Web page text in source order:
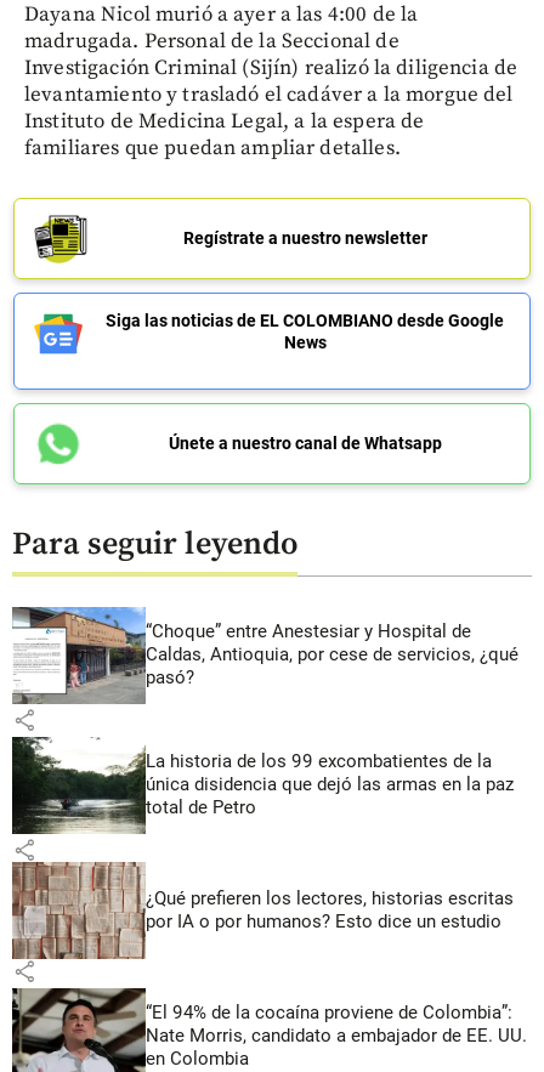
Dayana Nicol murió a ayer a las 4:00 de la
madrugada. Personal de la Seccional de
Investigación Criminal (Sijín) realizó la diligencia de
levantamiento y trasladó el cadáver a la morgue del
Instituto de Medicina Legal, a la espera de
familiares que puedan ampliar detalles.
Regístrate a nuestro newsletter
Siga las noticias de EL COLOMBIANO desde Google
News
Únete a nuestro canal de Whatsapp
Para seguir leyendo
“Choque” entre Anestesiar y Hospital de
Caldas, Antioquia, por cese de servicios, ¿qué
pasó?
share
La historia de los 99 excombatientes de la
única disidencia que dejó las armas en la paz
total de Petro
share
¿Qué prefieren los lectores, historias escritas
por IA o por humanos? Esto dice un estudio
share
“El 94% de la cocaína proviene de Colombia”:
Nate Morris, candidato a embajador de EE. UU.
en Colombia